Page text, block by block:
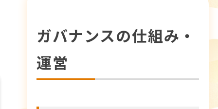
ガバナンスの仕組み・
運営